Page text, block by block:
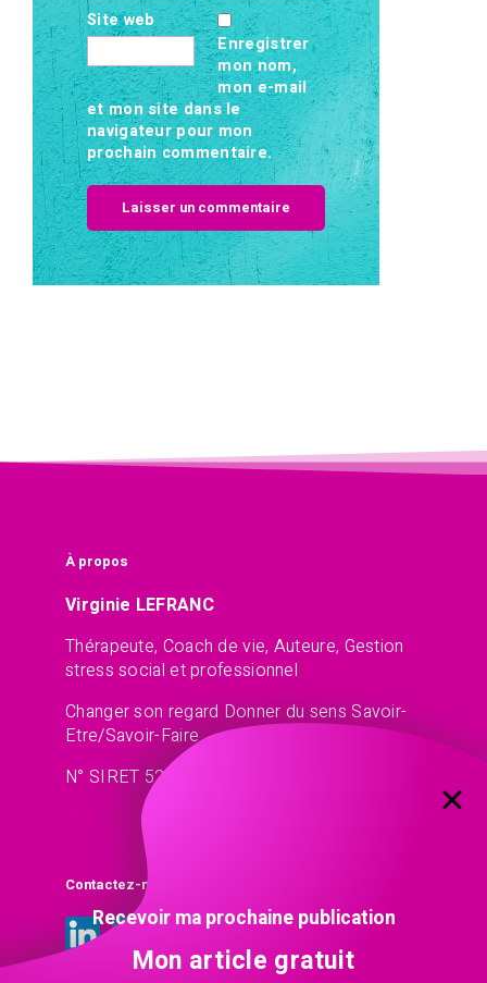
Site web
Enregistrer
mon nom,
mon e-mail
et mon site dans le
navigateur pour mon
prochain commentaire.
À propos
Virginie LEFRANC
Thérapeute, Coach de vie, Auteure, Gestion
stress social et professionnel
Changer son regard Donner du sens Savoir-
Etre/Savoir-Faire
N° SIRET 521 45 77 13
Contactez-moi
Recevoir ma prochaine publication
Mon article gratuit